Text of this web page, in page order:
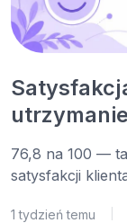
utrzymanie
76,8 na 100 —
satysfakcji
1 tydzień temu